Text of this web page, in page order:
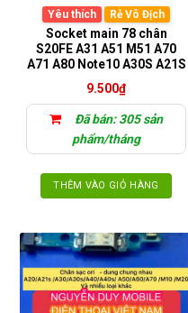
Yêu thích Rẻ Vô Địch
Socket main 78 chân
S20FE A31 A51 M51 A70
A71 A80 Note10 A30S A21S
9.500₫
Đã bán: 305 sản
phẩm/tháng
THÊM VÀO GIỎ HÀNG